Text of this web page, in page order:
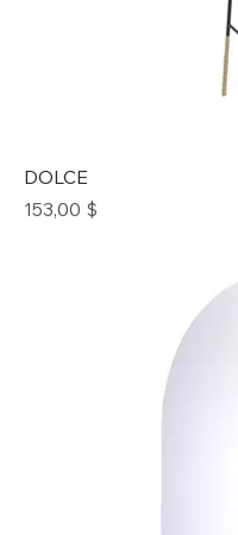
DOLCE
Prix
153,00 $